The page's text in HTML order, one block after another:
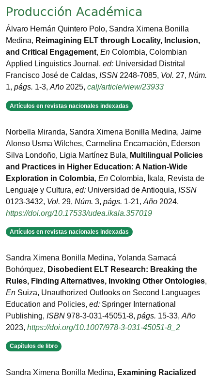
Producción Académica
Álvaro Hernán Quintero Polo, Sandra Ximena Bonilla
Medina, Reimagining ELT through Locality, Inclusion,
and Critical Engagement, En Colombia, Colombian
Applied Linguistics Journal , ed: Universidad Distrital
Francisco José de Caldas, ISSN 2248-7085, Vol. 27, Núm.
1, págs. 1-3, Año 2025, calj/article/view/23933
Artículos en revistas nacionales indexadas
Norbella Miranda, Sandra Ximena Bonilla Medina, Jaime
Alonso Usma Wilches, Carmelina Encarnación, Ederson
Silva Londoño, Ligia Martínez Bula, Multilingual Policies
and Practices in Higher Education: A Nation-Wide
Exploration in Colombia, En Colombia,
Íkala, Revista de
Lenguaje y Cultura, ed: Universidad de Antioquia, ISSN
0123-3432, Vol. 29, Núm. 3, págs. 1-21, Año 2024,
https://doi.org/10.17533/udea.ikala.357019
Artículos en revistas nacionales indexadas
Sandra Ximena Bonilla Medina, Yolanda Samacá
Bohórquez, Disobedient ELT Research: Breaking the
Rules, Finding Alternatives, Invoking Other Ontologies,
En Suiza, Unauthorized Outlooks on Second Languages
Education and Policies, ed: Springer International
Publishing, ISBN 978-3-031-45051-8, págs. 15-33, Año
2023, https://doi.org/10.1007/978-3-031-45051-8_2
Capítulos de libro
Sandra Ximena Bonilla Medina, Examining Racialized